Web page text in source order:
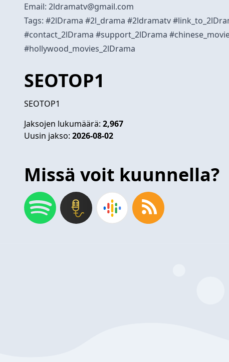
Email: 2ldramatv@gmail.com
Tags: #2lDrama #2l_drama #2ldramatv
#contact_2lDrama #support_2lDrama
#hollywood_movies_2lDrama
SEOTOP1
SEOTOP1
Jaksojen lukumäärä: 2,967
Uusin jakso: 2026-08-02
Missä voit kuunnella?